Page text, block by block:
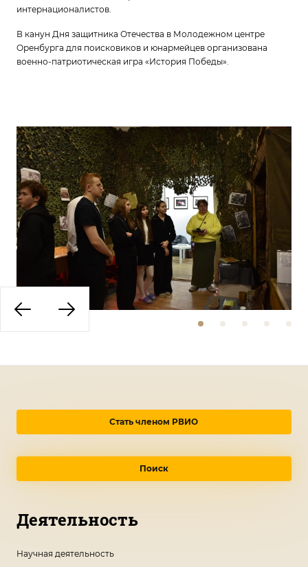
интернационалистов.
В канун Дня защитника Отечества в Молодежном центре
Оренбурга для поисковиков и юнармейцев организована
военно-патриотическая игра «История Победы».
Стать членом РВИО
Поиск
Деятельность
Научная деятельность